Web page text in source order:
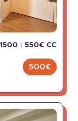
: 550€ CC
500€